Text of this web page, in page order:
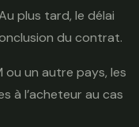
plus tard, le délai
du contrat.
ou un autre pays, les
à l’acheteur au cas